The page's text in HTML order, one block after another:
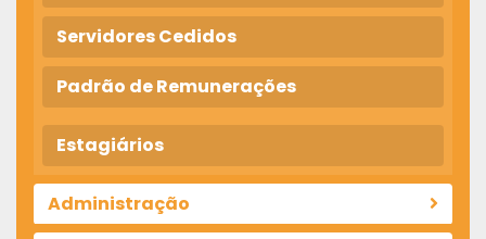
Servidores Cedidos
Padrão de Remunerações
Estagiários
Administração